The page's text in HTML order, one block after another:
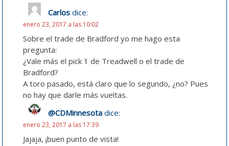
Carlos dice:
enero 23, 2017 a las 10:02
Sobre el trade de Bradford yo me hago esta
pregunta:
¿Vale más el pick 1 de Treadwell o el trade de
Bradford?
A toro pasado, está claro que lo segundo, ¿no? Pues
no hay que darle más vueltas.
@CDMinnesota dice:
enero 23, 2017 a las 17:39
Jajaja, ¡buen punto de vista!